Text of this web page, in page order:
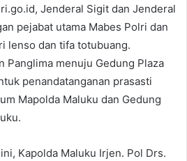
Jenderal Sigit dan Jenderal
pejabat utama Mabes Polri dan
lenso dan tifa totubuang.
Panglima menuju Gedung Plaza
penandatanganan prasasti
Mapolda Maluku dan Gedung
Kapolda Maluku Irjen. Pol Drs.